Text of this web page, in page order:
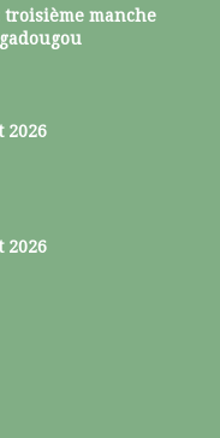
troisième manche
2026
2026